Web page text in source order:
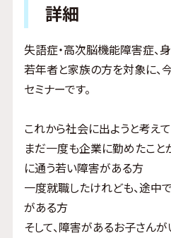
詳細
失語症・高次脳機能障害症、
若年者と家族の方を対象に、
セミナーです。
これから社会に出ようと考え
まだ一度も企業に勤めたこ
に通う若い障害がある方
一度就職したけれども、途中
がある方
そして、障害があるお子さん